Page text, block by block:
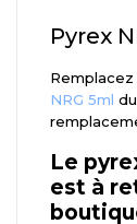
Pyrex
NRG 5ml
Le
est à